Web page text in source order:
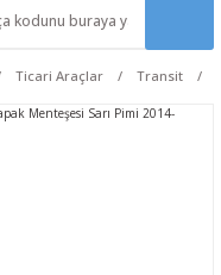
Ticari Araçlar Transit